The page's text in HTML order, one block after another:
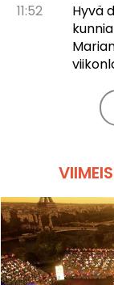
11:52
Hyvä